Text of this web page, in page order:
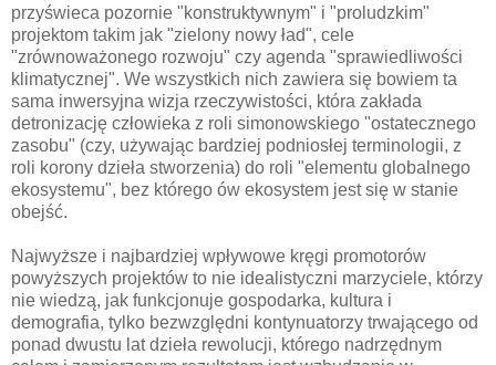
przyświeca pozornie "konstruktywnym" i "proludzkim"
projektom takim jak "zielony nowy ład", cele
"zrównoważonego rozwoju" czy agenda "sprawiedliwości
klimatycznej". We wszystkich nich zawiera się bowiem ta
sama inwersyjna wizja rzeczywistości, która zakłada
detronizację człowieka z roli simonowskiego "ostatecznego
zasobu" (czy, używając bardziej podniosłej terminologii, z
roli korony dzieła stworzenia) do roli "elementu globalnego
ekosystemu", bez którego ów ekosystem jest się w stanie
obejść.
Najwyższe i najbardziej wpływowe kręgi promotorów
powyższych projektów to nie idealistyczni marzyciele, którzy
nie wiedzą, jak funkcjonuje gospodarka, kultura i
demografia, tylko bezwzględni kontynuatorzy trwającego od
ponad dwustu lat dzieła rewolucji, którego nadrzędnym